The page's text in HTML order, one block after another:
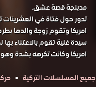
مدبلجة قصة عشق.
تدور حول فتاة في
امريكا وتقوم زوجة والدها
سيدة غنية تقوم بالاعتناء
امريكا وكانت تكرهه بشدة
جميع المسلسلات التركية